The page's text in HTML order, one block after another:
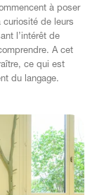
à poser
curiosité de leurs
l’intérêt de
A cet
ce qui est
du langage.